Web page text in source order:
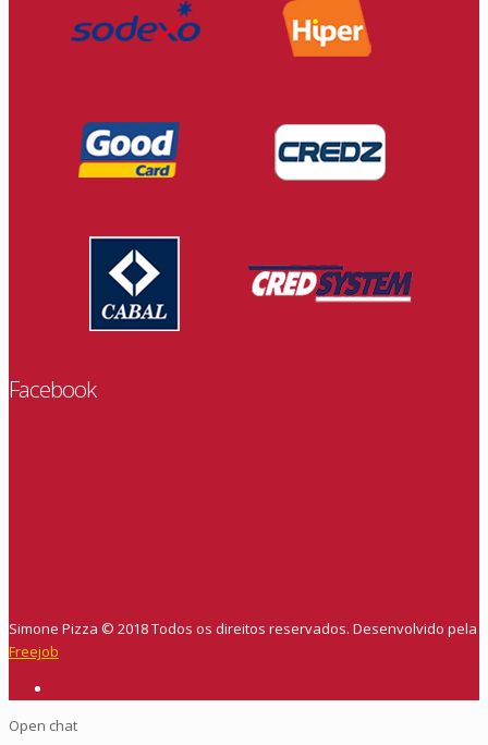
Facebook
Simone Pizza © 2018 Todos os direitos reservados. Desenvolvido pela
Freejob
Open chat